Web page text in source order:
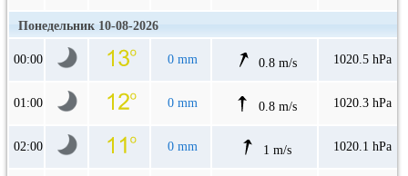
Понедельник 10-08-2026
00:00 0 mm 0.8 m/s 1020.5 hPa
01:00 0 mm 0.8 m/s 1020.3 hPa
02:00 0 mm 1 m/s 1020.1 hPa